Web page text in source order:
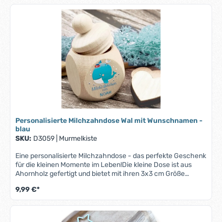
auf.Ob zur Taufe, zum Geburtstag oder einfach als kleine
Aufmerksamkeit – diese Milchzahndose ist eine zauberhafte
Geschenkidee, die Freude bereitet und Erinnerungen
bewahrt.Bitte beachte, dass bei längeren Namen der Druck
entsprechend kleiner ausfallen kann, um auf die Zahndose
Personalisierte Milchzahndose Wal mit Wunschnamen -
blau
SKU: D3059 Murmelkiste
Eine personalisierte Milchzahndose - das perfekte Geschenk
für die kleinen Momente im Leben!Die kleine Dose ist aus
Ahornholz gefertigt und bietet mit ihren 3x3 cm Größe
Deines Kindes. Der sichere Schraubverschluss bewahrt die
kleinen Schätze sicher auf.Ob zur Taufe, zum Geburtstag
oder einfach als kleine Aufmerksamkeit – diese
Milchzahndose ist eine zauberhafte Geschenkidee, die
9,99 €*